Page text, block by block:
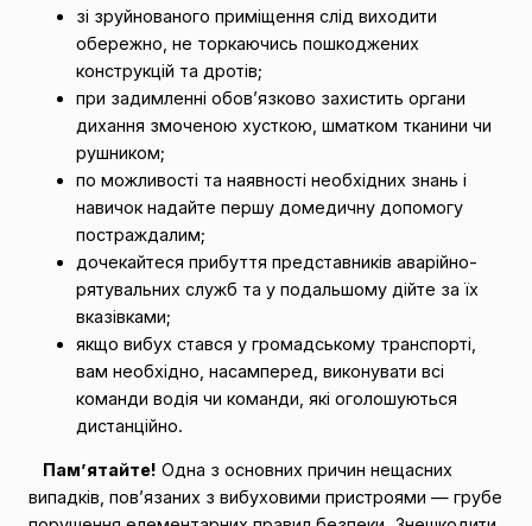
зі зруйнованого приміщення слід виходити
обережно, не торкаючись пошкоджених
конструкцій та дротів;
при задимленні обов’язково захистить органи
дихання змоченою хусткою, шматком тканини чи
рушником;
по можливості та наявності необхідних знань і
навичок надайте першу домедичну допомогу
постраждалим;
дочекайтеся прибуття представників аварійно-
рятувальних служб та у подальшому дійте за їх
вказівками;
якщо вибух стався у громадському транспорті,
вам необхідно, насамперед, виконувати всі
команди водія чи команди, які оголошуються
дистанційно.
Пам’ятайте! Одна з основних причин нещасних
випадків, пов’язаних з вибуховими пристроями — грубе